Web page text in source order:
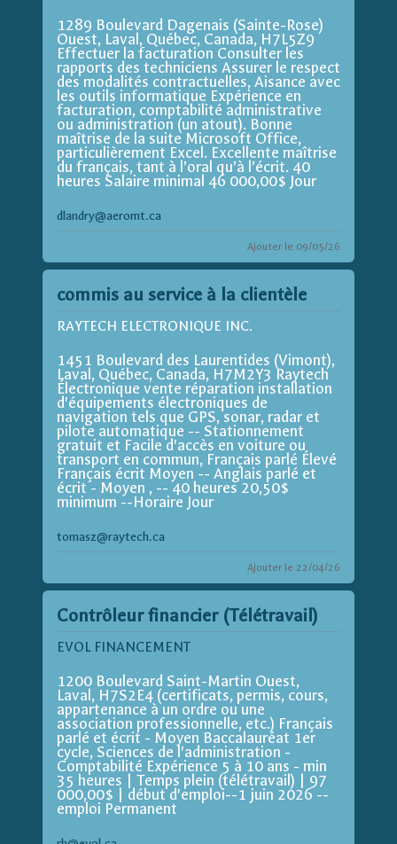
1289 Boulevard Dagenais (Sainte-Rose)
Ouest, Laval, Québec, Canada, H7L5Z9
Effectuer la facturation Consulter les
rapports des techniciens Assurer le respect
des modalités contractuelles, Aisance avec
les outils informatique Expérience en
facturation, comptabilité administrative
ou administration (un atout). Bonne
maîtrise de la suite Microsoft Office,
particulièrement Excel. Excellente maîtrise
du français, tant à l’oral qu’à l’écrit. 40
heures Salaire minimal 46 000,00$ Jour
dlandry@aeromt.ca
Ajouter le 09/05/26
commis au service à la clientèle
RAYTECH ELECTRONIQUE INC.
1451 Boulevard des Laurentides (Vimont),
Laval, Québec, Canada, H7M2Y3 Raytech
Électronique vente réparation installation
d'équipements électroniques de
navigation tels que GPS, sonar, radar et
pilote automatique -- Stationnement
gratuit et Facile d'accès en voiture ou
transport en commun, Français parlé Élevé
Français écrit Moyen -- Anglais parlé et
écrit - Moyen , -- 40 heures 20,50$
minimum --Horaire Jour
tomasz@raytech.ca
Ajouter le 22/04/26
Contrôleur financier (Télétravail)
EVOL FINANCEMENT
1200 Boulevard Saint-Martin Ouest,
Laval, H7S2E4 (certificats, permis, cours,
appartenance à un ordre ou une
association professionnelle, etc.) Français
parlé et écrit - Moyen Baccalauréat 1er
cycle, Sciences de l'administration -
Comptabilité Expérience 5 à 10 ans - min
35 heures | Temps plein (télétravail) | 97
000,00$ | début d'emploi--1 juin 2026 --
emploi Permanent